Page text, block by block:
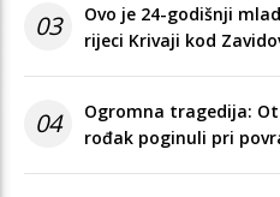
03
Ovo je 24-godišnji
rijeci Krivaji kod
04
Ogromna tragedija:
rođak poginuli pri